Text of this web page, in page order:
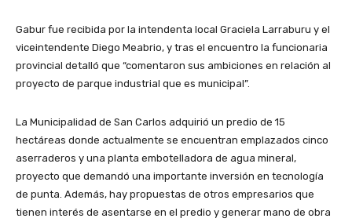
Gabur fue recibida por la intendenta local Graciela Larraburu y el
viceintendente Diego Meabrio, y tras el encuentro la funcionaria
provincial detalló que “comentaron sus ambiciones en relación al
proyecto de parque industrial que es municipal”.
La Municipalidad de San Carlos adquirió un predio de 15
hectáreas donde actualmente se encuentran emplazados cinco
aserraderos y una planta embotelladora de agua mineral,
proyecto que demandó una importante inversión en tecnología
de punta. Además, hay propuestas de otros empresarios que
tienen interés de asentarse en el predio y generar mano de obra